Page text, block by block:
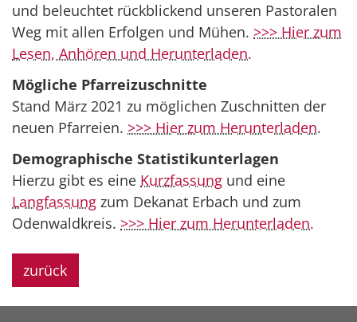
und beleuchtet rückblickend unseren Pastoralen
Weg mit allen Erfolgen und Mühen. >>> Hier zum
Lesen, Anhören und Herunterladen.
Mögliche Pfarreizuschnitte
Stand März 2021 zu möglichen Zuschnitten der
neuen Pfarreien. >>> Hier zum Herunterladen.
Demographische Statistikunterlagen
Hierzu gibt es eine Kurzfassung und eine
Langfassung zum Dekanat Erbach und zum
Odenwaldkreis. >>> Hier zum Herunterladen.
zurück